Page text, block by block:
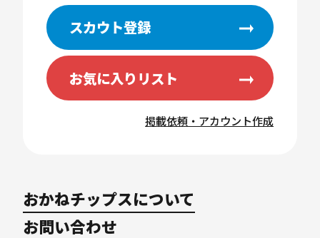
スカウト登録
お気に入りリスト
掲載依頼・アカウント作成
おかねチップスについて
お問い合わせ